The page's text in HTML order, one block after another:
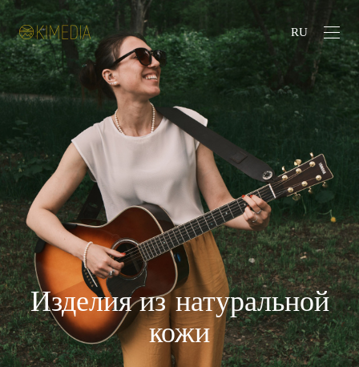
RU
Изделия из натуральной
кожи